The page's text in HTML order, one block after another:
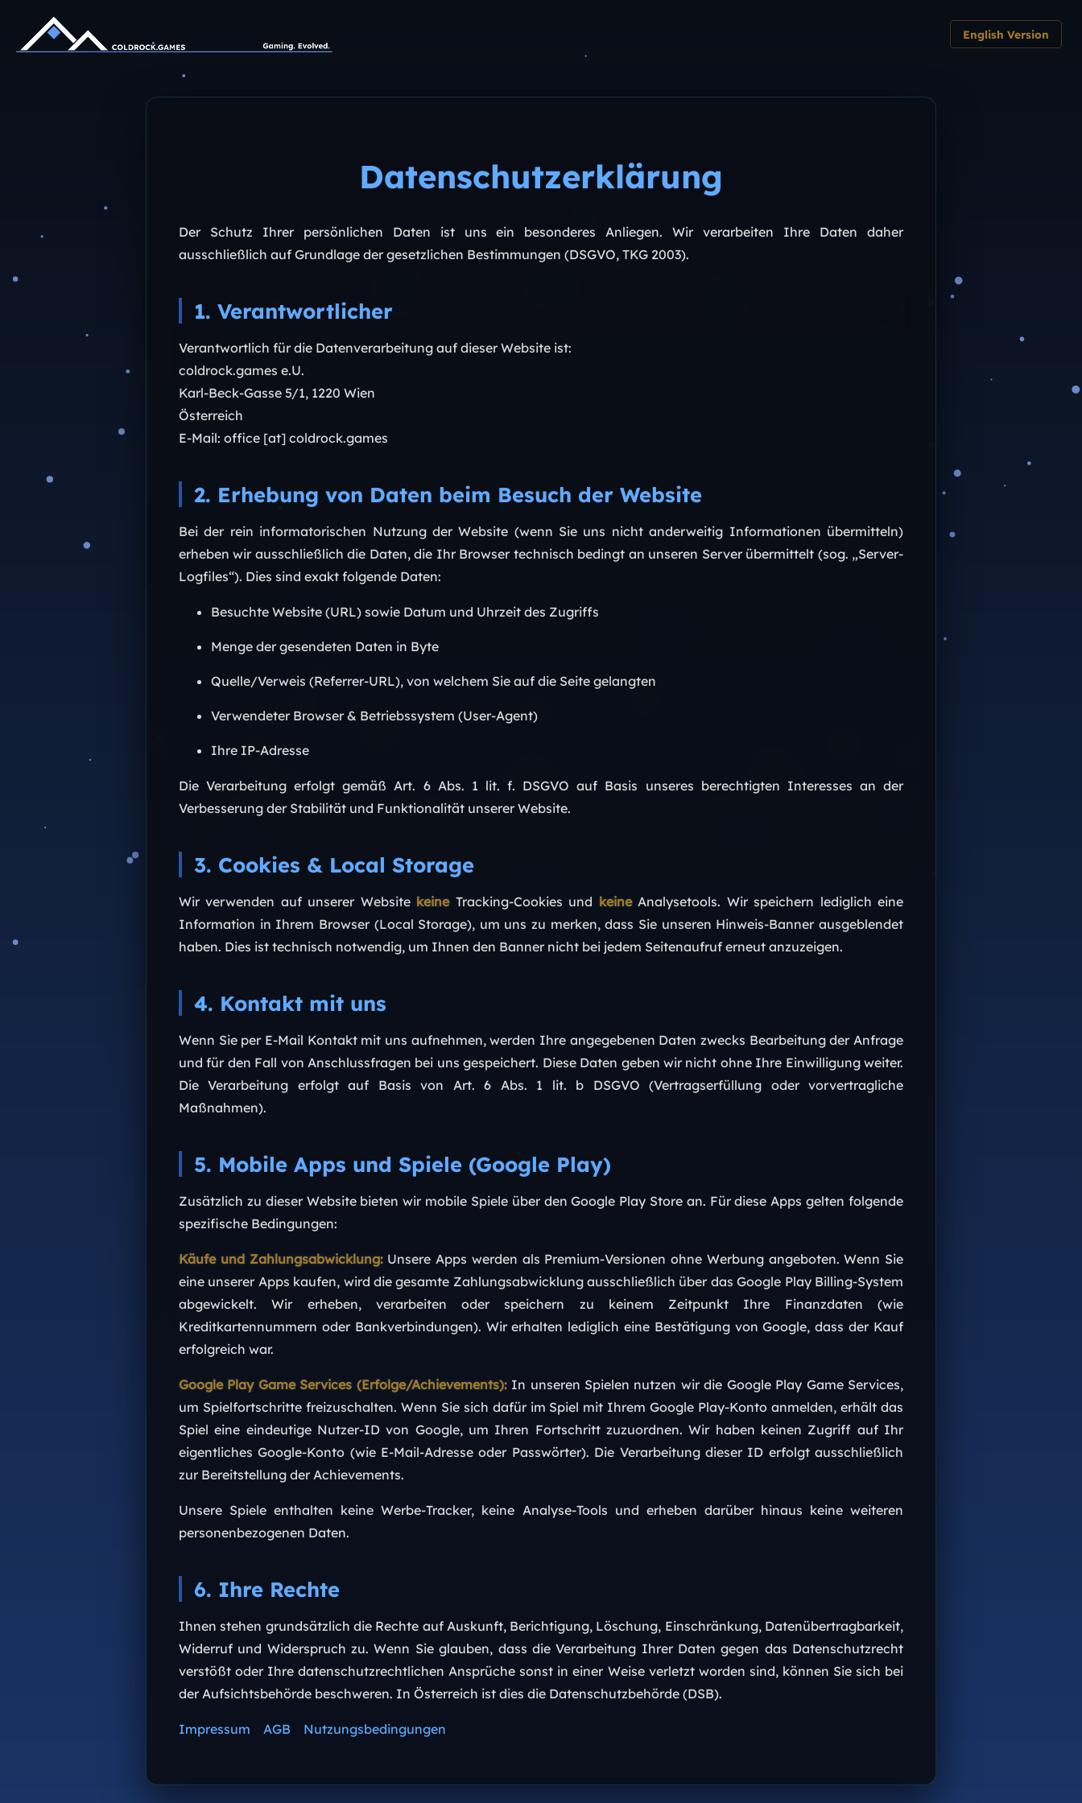
English Version
Datenschutzerklärung
Der Schutz Ihrer persönlichen Daten ist uns ein besonderes Anliegen. Wir verarbeiten Ihre Daten daher
ausschließlich auf Grundlage der gesetzlichen Bestimmungen (DSGVO, TKG 2003).
1. Verantwortlicher
Verantwortlich für die Datenverarbeitung auf dieser Website ist:
coldrock.games e.U.
Karl-Beck-Gasse 5/1, 1220 Wien
Österreich
E-Mail: office [at] coldrock.games
2. Erhebung von Daten beim Besuch der Website
Bei der rein informatorischen Nutzung der Website (wenn Sie uns nicht anderweitig Informationen übermitteln)
erheben wir ausschließlich die Daten, die Ihr Browser technisch bedingt an unseren Server übermittelt (sog. „Server-
Logfiles“). Dies sind exakt folgende Daten:
Besuchte Website (URL) sowie Datum und Uhrzeit des Zugriffs
Menge der gesendeten Daten in Byte
Quelle/Verweis (Referrer-URL), von welchem Sie auf die Seite gelangten
Verwendeter Browser & Betriebssystem (User-Agent)
Ihre IP-Adresse
Die Verarbeitung erfolgt gemäß Art. 6 Abs. 1 lit. f. DSGVO auf Basis unseres berechtigten Interesses an der
Verbesserung der Stabilität und Funktionalität unserer Website.
3. Cookies & Local Storage
Wir verwenden auf unserer Website keineTracking-Cookies und keineAnalysetools. Wir speichern lediglich eine
Information in Ihrem Browser (Local Storage), um uns zu merken, dass Sie unseren Hinweis-Banner ausgeblendet
haben. Dies ist technisch notwendig, um Ihnen den Banner nicht bei jedem Seitenaufruf erneut anzuzeigen.
4. Kontakt mit uns
Wenn Sie per E-Mail Kontakt mit uns aufnehmen, werden Ihre angegebenen Daten zwecks Bearbeitung der Anfrage
und für den Fall von Anschlussfragen bei uns gespeichert. Diese Daten geben wir nicht ohne Ihre Einwilligung weiter.
Die Verarbeitung erfolgt auf Basis von Art. 6 Abs. 1 lit. b DSGVO (Vertragserfüllung oder vorvertragliche
Maßnahmen).
5. Mobile Apps und Spiele (Google Play)
Zusätzlich zu dieser Website bieten wir mobile Spiele über den Google Play Store an. Für diese Apps gelten folgende
spezifische Bedingungen:
Käufe und Zahlungsabwicklung:Unsere Apps werden als Premium-Versionen ohne Werbung angeboten. Wenn Sie
eine unserer Apps kaufen, wird die gesamte Zahlungsabwicklung ausschließlich über das Google Play Billing-System
abgewickelt. Wir erheben, verarbeiten oder speichern zu keinem Zeitpunkt Ihre Finanzdaten (wie
Kreditkartennummern oder Bankverbindungen). Wir erhalten lediglich eine Bestätigung von Google, dass der Kauf
erfolgreich war.
Google Play Game Services (Erfolge/Achievements):In unseren Spielen nutzen wir die Google Play Game Services,
um Spielfortschritte freizuschalten. Wenn Sie sich dafür im Spiel mit Ihrem Google Play-Konto anmelden, erhält das
Spiel eine eindeutige Nutzer-ID von Google, um Ihren Fortschritt zuzuordnen. Wir haben keinen Zugriff auf Ihr
eigentliches Google-Konto (wie E-Mail-Adresse oder Passwörter). Die Verarbeitung dieser ID erfolgt ausschließlich
zur Bereitstellung der Achievements.
Unsere Spiele enthalten keine Werbe-Tracker, keine Analyse-Tools und erheben darüber hinaus keine weiteren
personenbezogenen Daten.
6. Ihre Rechte
Ihnen stehen grundsätzlich die Rechte auf Auskunft, Berichtigung, Löschung, Einschränkung, Datenübertragbarkeit,
Widerruf und Widerspruch zu. Wenn Sie glauben, dass die Verarbeitung Ihrer Daten gegen das Datenschutzrecht
verstößt oder Ihre datenschutzrechtlichen Ansprüche sonst in einer Weise verletzt worden sind, können Sie sich bei
der Aufsichtsbehörde beschweren. In Österreich ist dies die Datenschutzbehörde (DSB).
Impressum AGB Nutzungsbedingungen